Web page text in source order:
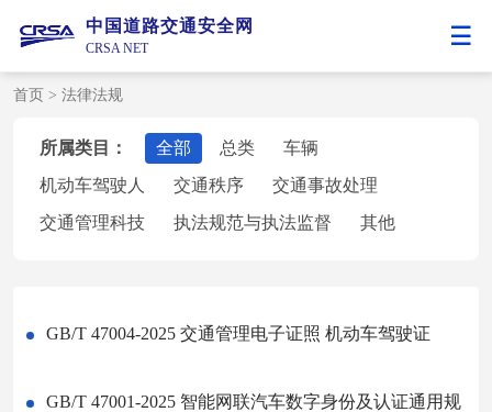
中国道路交通安全网
CRSA NET
首页 > 法律法规
所属类目： 全部 总类
车辆
机动车驾驶人
交通秩序
交通事故处理
交通管理科技
执法规范与执法监督 其他
GB/T 47004-2025 交通管理电子证照 机动车驾驶证
GB/T 47001-2025 智能网联汽车数字身份及认证通用规